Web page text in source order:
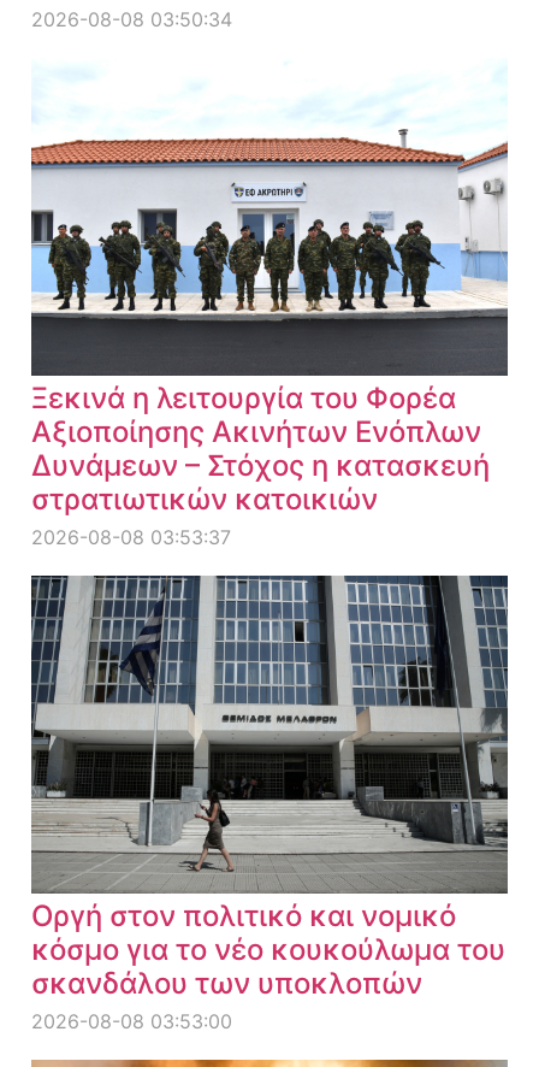
2026-08-08 03:50:34
Ξεκινά η λειτουργία του Φορέα
Αξιοποίησης Ακινήτων Ενόπλων
Δυνάμεων – Στόχος η κατασκευή
στρατιωτικών κατοικιών
2026-08-08 03:53:37
Οργή στον πολιτικό και νομικό
κόσμο για το νέο κουκούλωμα του
σκανδάλου των υποκλοπών
2026-08-08 03:53:00